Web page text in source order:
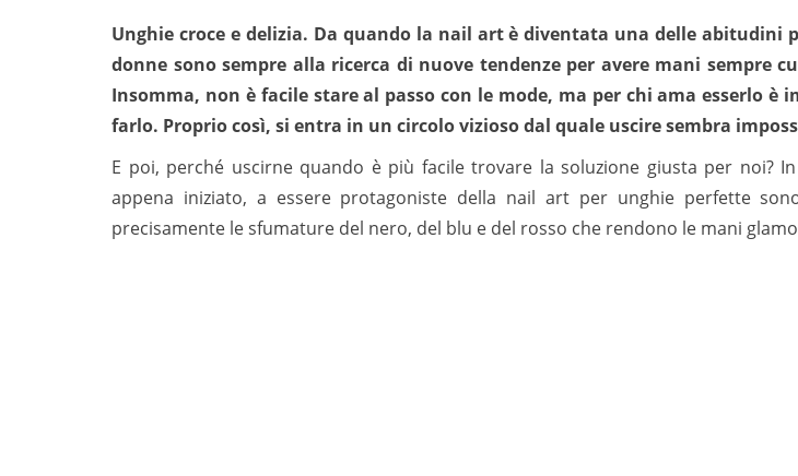
Unghie croce e delizia. Da quando la nail art è diventata una delle abitudini
donne sono sempre alla ricerca di nuove tendenze per avere mani sempre
Insomma, non è facile stare al passo con le mode, ma per chi ama esserlo è
farlo. Proprio così, si entra in un circolo vizioso dal quale uscire sembra
E poi, perché uscirne quando è più facile trovare la soluzione giusta per noi?
appena iniziato, a essere protagoniste della nail art per unghie perfette
precisamente le sfumature del nero, del blu e del rosso che rendono le mani